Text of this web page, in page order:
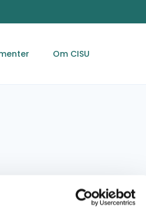
Om CISU